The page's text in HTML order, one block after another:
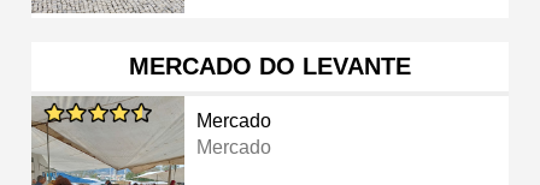
MERCADO DO LEVANTE
Mercado
Mercado